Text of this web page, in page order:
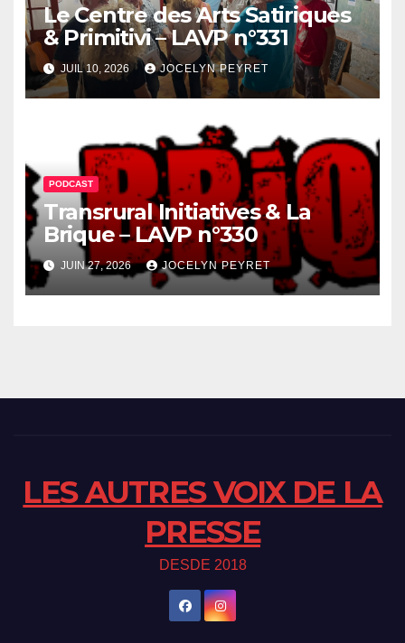
Le Centre des Arts Satiriques
& Primitivi – LAVP n°331
JUIL 10, 2026 JOCELYN PEYRET
PODCAST
Transrural Initiatives & La
Brique – LAVP n°330
JUIN 27, 2026 JOCELYN PEYRET
LES AUTRES VOIX DE LA
PRESSE
DESDE 2018